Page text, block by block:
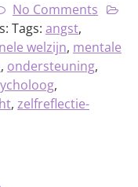
No Comments
Tags: angst,
welzijn, mentale
, ondersteuning,
,
, zelfreflectie-